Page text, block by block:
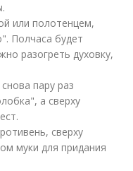
или полотенцем,
Полчаса будет
разогреть духовку,
пару раз
а сверху
сверху
муки для придания